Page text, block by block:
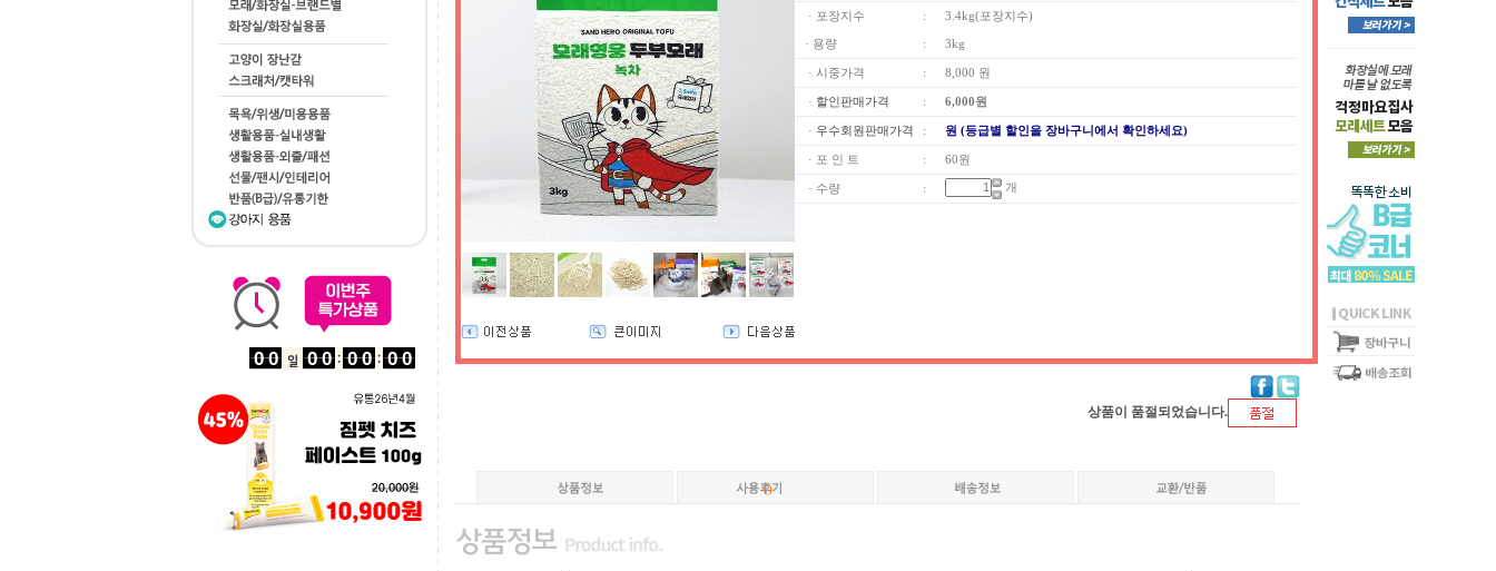
· 포장지수 : 3.4kg(포장지수)
· 용량 : 3kg
· 시중가격 : 8,000 원
· 할인판매가격 : 6,000원
· 우수회원판매가격 : 원 (등급별 할인을 장바구니에서 확인하세요)
· 포 인 트 : 60원
· 수량 : 개
상품이 품절되었습니다.
()